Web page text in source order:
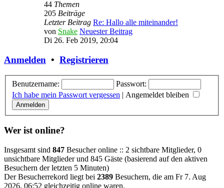
44 Themen
205 Beiträge
Letzter Beitrag Re: Hallo alle miteinander!
von Snake Neuester Beitrag
Di 26. Feb 2019, 20:04
Anmelden • Registrieren
Benutzername:
Passwort:
Ich habe mein Passwort vergessen | Angemeldet bleiben
Wer ist online?
Insgesamt sind 847 Besucher online :: 2 sichtbare Mitglieder, 0
unsichtbare Mitglieder und 845 Gäste (basierend auf den aktiven
Besuchern der letzten 5 Minuten)
Der Besucherrekord liegt bei 2389 Besuchern, die am Fr 7. Aug
2026, 06:52 gleichzeitig online waren.